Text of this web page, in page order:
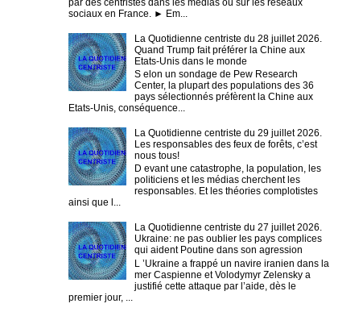
par des centristes dans les médias ou sur les réseaux
sociaux en France. ► Em...
La Quotidienne centriste du 28 juillet 2026.
Quand Trump fait préférer la Chine aux
Etats-Unis dans le monde
S elon un sondage de Pew Research
Center, la plupart des populations des 36
pays sélectionnés préfèrent la Chine aux
Etats-Unis, conséquence...
La Quotidienne centriste du 29 juillet 2026.
Les responsables des feux de forêts, c’est
nous tous!
D evant une catastrophe, la population, les
politiciens et les médias cherchent les
responsables. Et les théories complotistes
ainsi que l...
La Quotidienne centriste du 27 juillet 2026.
Ukraine: ne pas oublier les pays complices
qui aident Poutine dans son agression
L ’Ukraine a frappé un navire iranien dans la
mer Caspienne et Volodymyr Zelensky a
justifié cette attaque par l’aide, dès le
premier jour, ...